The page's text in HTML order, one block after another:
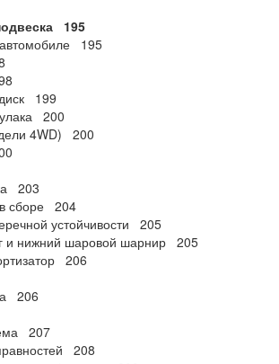
195
195
199
200
4WD) 200
203
сборе 204
устойчивости 205
и нижний шаровой шарнир 205
206
206
207
208